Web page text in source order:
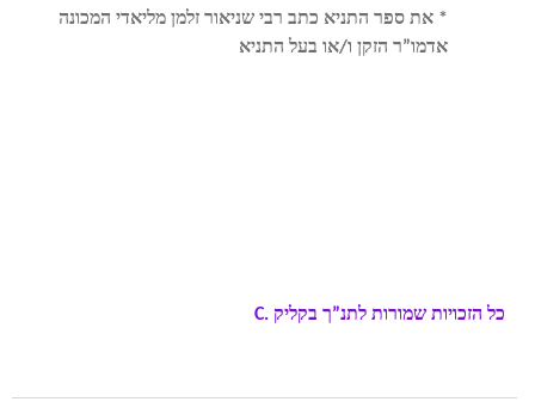
* את ספר התניא כתב רבי שניאור זלמן מליאדי המכונה
אדמו”ר הזקן ו/או בעל התניא
כל הזכויות שמורות לתנ”ך בקליק C.